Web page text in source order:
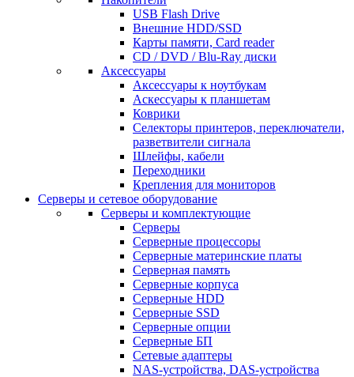
USB Flash Drive
Внешние HDD/SSD
Карты памяти, Card reader
CD / DVD / Blu-Ray диски
Аксессуары
Аксессуары к ноутбукам
Аскессуары к планшетам
Коврики
Селекторы принтеров, переключатели,
разветвители сигнала
Шлейфы, кабели
Переходники
Крепления для мониторов
Серверы и сетевое оборудование
Серверы и комплектующие
Серверы
Серверные процессоры
Серверные материнские платы
Серверная память
Серверные корпуса
Серверные HDD
Серверные SSD
Серверные опции
Серверные БП
Сетевые адаптеры
NAS-устройства, DAS-устройства